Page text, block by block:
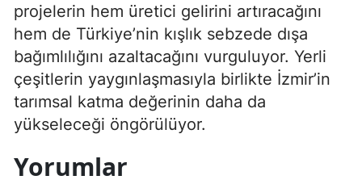
projelerin hem üretici gelirini artıracağını
hem de Türkiye’nin kışlık sebzede dışa
bağımlılığını azaltacağını vurguluyor. Yerli
çeşitlerin yaygınlaşmasıyla birlikte İzmir’in
tarımsal katma değerinin daha da
yükseleceği öngörülüyor.
Yorumlar